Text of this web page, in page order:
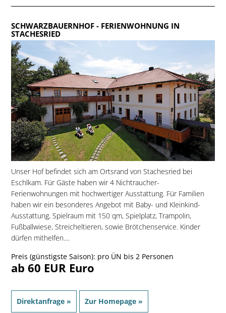
SCHWARZBAUERNHOF- FERIENWOHNUNG IN
STACHESRIED
Unser Hof befindet sich am Ortsrand von Stachesried bei
Eschlkam. Für Gäste haben wir 4 Nichtraucher-
Ferienwohnungen mit hochwertiger Ausstattung. Für Familien
haben wir ein besonderes Angebot mit Baby- und Kleinkind-
Ausstattung, Spielraum mit 150 qm, Spielplatz, Trampolin,
Fußballwiese, Streicheltieren, sowie Brötchenservice. Kinder
dürfen mithelfen....
Preis (günstigste Saison): pro ÜN bis 2 Personen
ab 60 EUR Euro
Direktanfrage » Zur Homepage »